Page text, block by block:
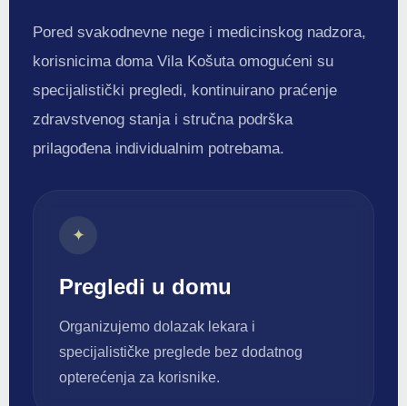
Pored svakodnevne nege i medicinskog nadzora,
korisnicima doma Vila Košuta omogućeni su
specijalistički pregledi, kontinuirano praćenje
zdravstvenog stanja i stručna podrška
prilagođena individualnim potrebama.
✦
Pregledi u domu
Organizujemo dolazak lekara i
specijalističke preglede bez dodatnog
opterećenja za korisnike.